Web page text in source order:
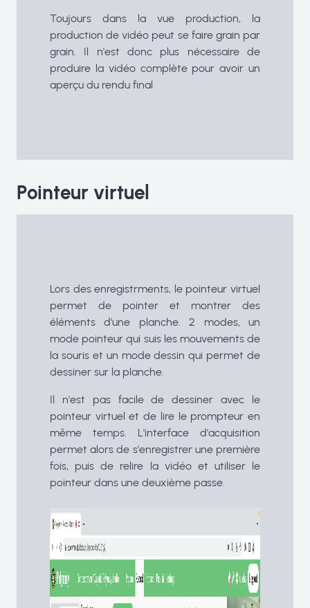
Toujours dans la vue production, la
production de vidéo peut se faire grain par
grain. Il n'est donc plus nécessaire de
produire la vidéo complète pour avoir un
aperçu du rendu final
Pointeur virtuel
Lors des enregistrments, le pointeur virtuel
permet de pointer et montrer des
éléments d'une planche. 2 modes, un
mode pointeur qui suis les mouvements de
la souris et un mode dessin qui permet de
dessiner sur la planche.
Il n'est pas facile de dessiner avec le
pointeur virtuel et de lire le prompteur en
même temps. L'interface d'acquisition
permet alors de s'enregistrer une première
fois, puis de relire la vidéo et utiliser le
pointeur dans une deuxième passe.